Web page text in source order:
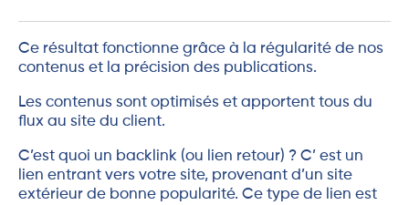
Ce résultat fonctionne grâce à la régularité de nos
contenus et la précision des publications.
Les contenus sont optimisés et apportent tous du
flux au site du client.
C’est quoi un backlink (ou lien retour) ? C’ est un
lien entrant vers votre site, provenant d’un site
extérieur de bonne popularité. Ce type de lien est